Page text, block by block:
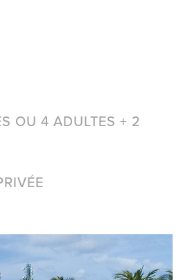
OU 4 ADULTES + 2